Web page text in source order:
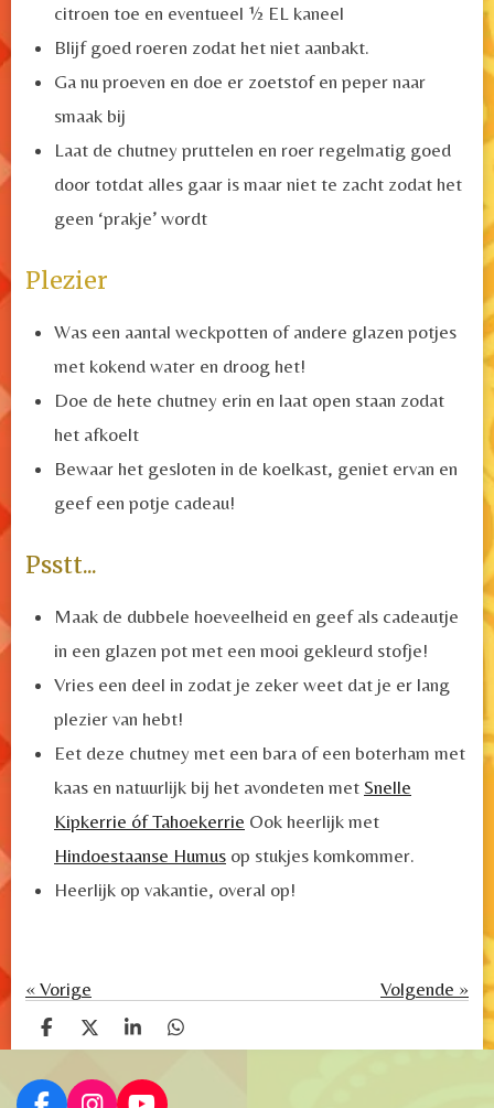
citroen toe en eventueel ½ EL kaneel
Blijf goed roeren zodat het niet aanbakt.
Ga nu proeven en doe er zoetstof en peper naar
smaak bij
Laat de chutney pruttelen en roer regelmatig goed
door totdat alles gaar is maar niet te zacht zodat het
geen ‘prakje’ wordt
Plezier
Was een aantal weckpotten of andere glazen potjes
met kokend water en droog het!
Doe de hete chutney erin en laat open staan zodat
het afkoelt
Bewaar het gesloten in de koelkast, geniet ervan en
geef een potje cadeau!
Psstt...
Maak de dubbele hoeveelheid en geef als cadeautje
in een glazen pot met een mooi gekleurd stofje!
Vries een deel in zodat je zeker weet dat je er lang
plezier van hebt!
Eet deze chutney met een bara of een boterham met
kaas en natuurlijk bij het avondeten met Snelle
Kipkerrie óf Tahoekerrie Ook heerlijk met
Hindoestaanse Humus op stukjes komkommer.
Heerlijk op vakantie, overal op!
« Vorige Volgende »
D
e
l
e
D
e
e
l
S
h
a
r
D
e